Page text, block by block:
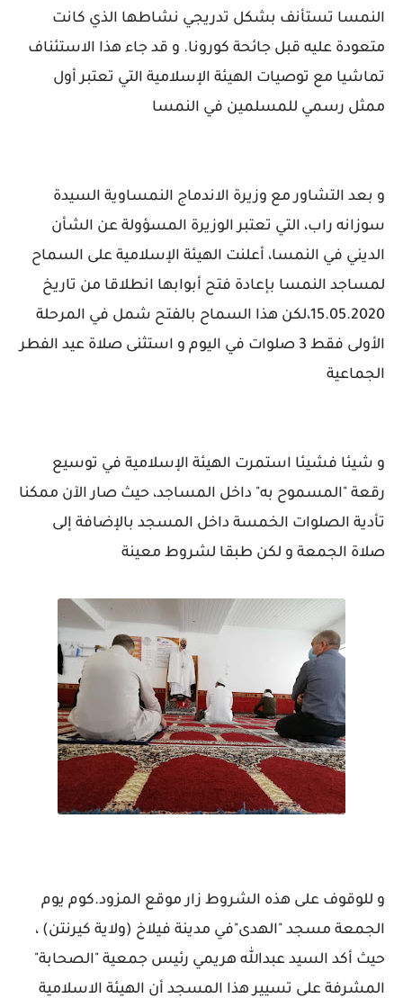
النمسا تستأنف بشكل تدريجي نشاطها الذي كانت
متعودة عليه قبل جائحة كورونا. و قد جاء هذا الاستئناف
تماشيا مع توصيات الهيئة الإسلامية التي تعتبر أول
ممثل رسمي للمسلمين في النمسا
و بعد التشاور مع وزيرة الاندماج النمساوية السيدة
سوزانه راب، التي تعتبر الوزيرة المسؤولة عن الشأن
الديني في النمسا، أعلنت الهيئة الإسلامية على السماح
لمساجد النمسا بإعادة فتح أبوابها انطلاقا من تاريخ
15.05.2020،لكن هذا السماح بالفتح شمل في المرحلة
الأولى فقط 3 صلوات في اليوم و استثنى صلاة عيد الفطر
الجماعية
و شيئا فشيئا استمرت الهيئة الإسلامية في توسيع
رقعة "المسموح به" داخل المساجد، حيث صار الآن ممكنا
تأدية الصلوات الخمسة داخل المسجد بالإضافة إلى
صلاة الجمعة و لكن طبقا لشروط معينة
و للوقوف على هذه الشروط زار موقع المزود.كوم يوم
الجمعة مسجد "الهدى"في مدينة فيلاخ (ولاية كيرنتن) ،
حيث أكد السيد عبدالله هريمي رئيس جمعية "الصحابة"
المشرفة على تسيير هذا المسجد أن الهيئة الاسلامية